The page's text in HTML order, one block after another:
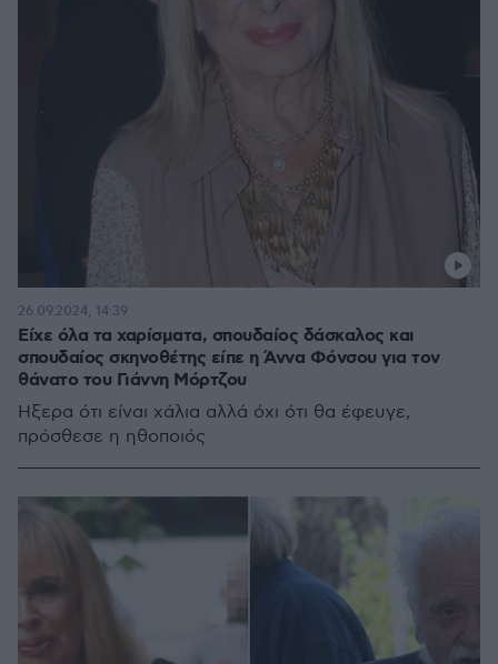
Είχε όλα τα χαρίσματα, σπουδαίος δάσκαλος και
σπουδαίος σκηνοθέτης είπε η Άννα Φόνσου για τον
θάνατο του Γιάννη Μόρτζου
Ήξερα ότι είναι χάλια αλλά όχι ότι θα έφευγε,
πρόσθεσε η ηθοποιός
26.09.2024, 14:39